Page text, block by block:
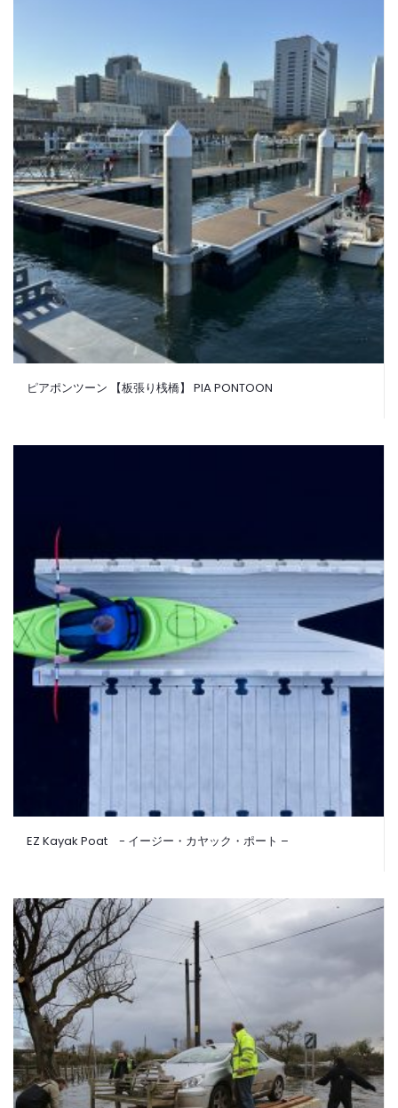
ピアポンツーン 【板張り桟橋】 PIA PONTOON
EZ Kayak Poat - イージー・カヤック・ポート –